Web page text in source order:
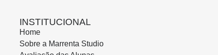
INSTITUCIONAL
Home
Sobre a Marrenta Studio